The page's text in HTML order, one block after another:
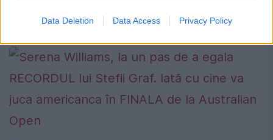
Data Deletion Data Access Privacy Policy
sezonul pe...